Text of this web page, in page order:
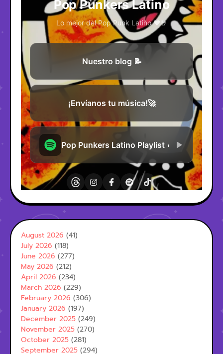
August 2026 (41)
July 2026 (118)
June 2026 (277)
May 2026 (212)
April 2026 (234)
March 2026 (229)
February 2026 (306)
January 2026 (197)
December 2025 (249)
November 2025 (270)
October 2025 (281)
September 2025 (294)